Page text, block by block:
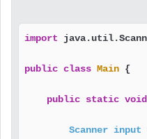
import
public class Main {
public static void
Scanner input